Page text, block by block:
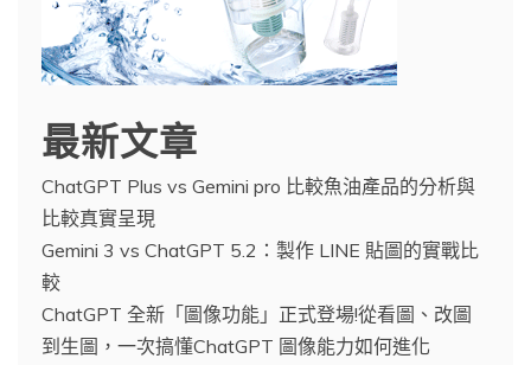
最新文章
ChatGPT Plus vs Gemini pro 比較魚油產品的分析與
比較真實呈現
Gemini 3 vs ChatGPT 5.2：製作 LINE 貼圖的實戰比
較
ChatGPT 全新「圖像功能」正式登場!從看圖、改圖
到生圖，一次搞懂ChatGPT 圖像能力如何進化